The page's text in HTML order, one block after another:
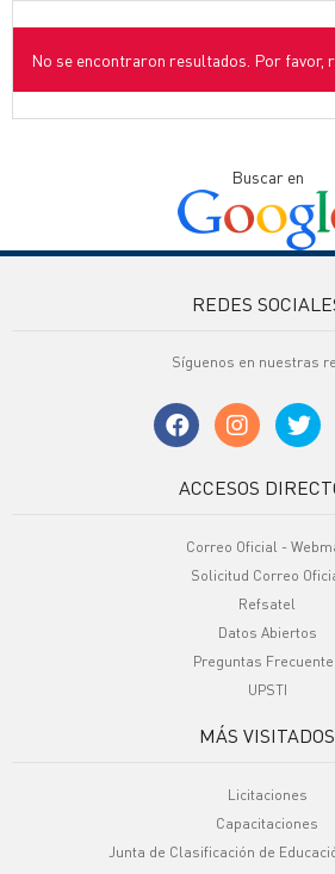
No se encontraron resultados. Por favor,
Buscar en
REDES
Síguenos en nuestras
ACCESOS
Correo Oficial -
Solicitud Correo
Refsatel
Datos Abiertos
Preguntas
UPSTI
MÁS VISITADOS
Licitaciones
Capacitaciones
Junta de Clasificación de